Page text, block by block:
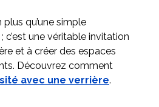
qu’une simple
c’est une véritable invitation
et à créer des espaces
Découvrez comment
avec une verrière.